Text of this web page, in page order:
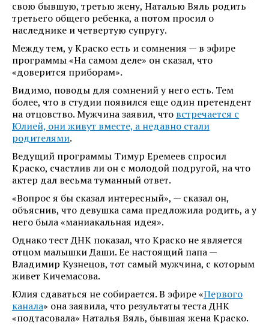
свою бывшую, третью жену, Наталью Вяль родить
третьего общего ребенка, а потом просил о
наследнике и четвертую супругу.
Между тем, у Краско есть и сомнения — в эфире
программы «На самом деле» он сказал, что
«доверится приборам».
Видимо, поводы для сомнений у него есть. Тем
более, что в студии появился еще один претендент
на отцовство. Мужчина заявил, что встречается с
Юлией, они живут вместе, а недавно стали
родителями.
Ведущий программы Тимур Еремеев спросил
Краско, счастлив ли он с молодой подругой, на что
актер дал весьма туманный ответ.
«Вопрос я бы сказал интересный», — сказал он,
объяснив, что девушка сама предложила родить, а у
него была «маниакальная идея».
Однако тест ДНК показал, что Краско не является
отцом малышки Даши. Ее настоящий папа —
Владимир Кузнецов, тот самый мужчина, с которым
живет Кичемасова.
Юлия сдаваться не собирается. В эфире «Первого
канала» она заявила, что результаты теста ДНК
«подтасовала» Наталья Вяль, бывшая жена Краско.